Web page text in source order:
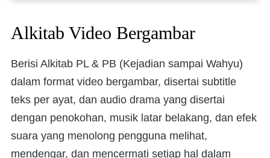
Alkitab Video Bergambar
Berisi Alkitab PL & PB (Kejadian sampai Wahyu)
dalam format video bergambar, disertai subtitle
teks per ayat, dan audio drama yang disertai
dengan penokohan, musik latar belakang, dan efek
suara yang menolong pengguna melihat,
mendengar, dan mencermati setiap hal dalam